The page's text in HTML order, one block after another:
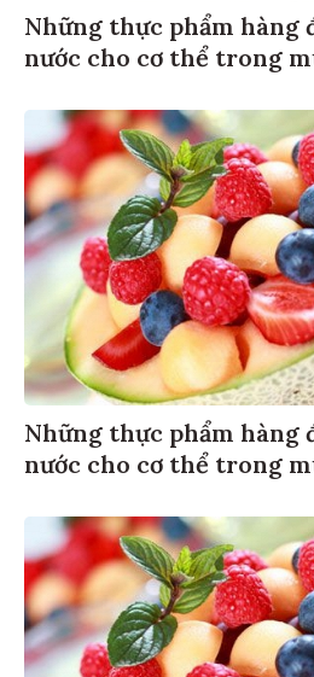
Những thực phẩm hàng
nước cho cơ thể trong
Những thực phẩm hàng
nước cho cơ thể trong